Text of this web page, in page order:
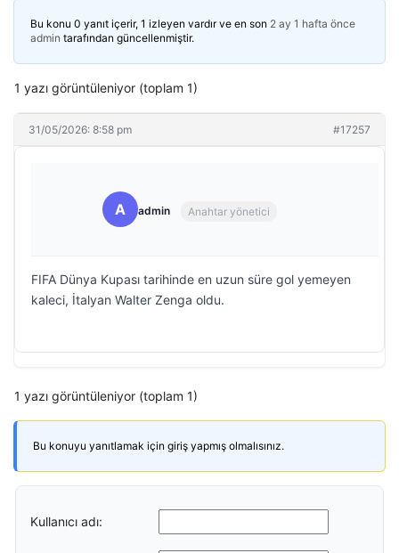
Bu konu 0 yanıt içerir, 1 izleyen vardır ve en son 2 ay 1 hafta önce
admin tarafından güncellenmiştir.
1 yazı görüntüleniyor (toplam 1)
31/05/2026: 8:58 pm #17257
A admin Anahtar yönetici
FIFA Dünya Kupası tarihinde en uzun süre gol yemeyen
kaleci, İtalyan Walter Zenga oldu.
1 yazı görüntüleniyor (toplam 1)
Bu konuyu yanıtlamak için giriş yapmış olmalısınız.
Kullanıcı adı: